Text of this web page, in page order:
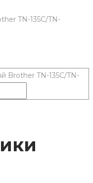
TN-135C/TN-
Brother TN-135C/TN-